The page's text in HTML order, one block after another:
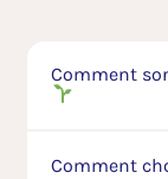
Comment
Comment